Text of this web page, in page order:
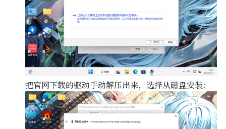
把官网下载的驱动手动解压出来，选择从磁盘安装：